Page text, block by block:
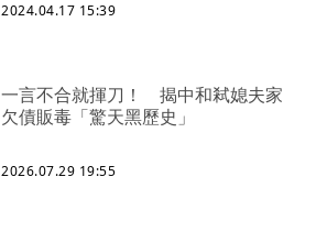
2024.04.17 15:39
一言不合就揮刀！ 揭中和弒媳夫家
欠債販毒「驚天黑歷史」
2026.07.29 19:55